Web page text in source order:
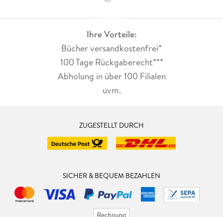
Ihre Vorteile:
Bücher versandkostenfrei*
100 Tage Rückgaberecht***
Abholung in über 100 Filialen
uvm.
ZUGESTELLT DURCH
SICHER & BEQUEM BEZAHLEN